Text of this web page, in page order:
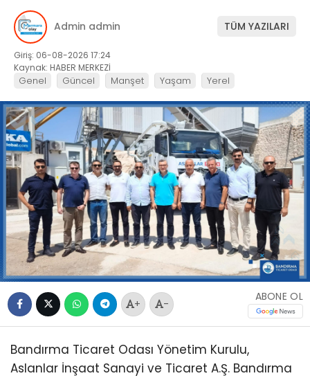
Admin admin TÜM YAZILARI
Giriş: 06-08-2026 17:24
Kaynak: HABER MERKEZİ
Genel Güncel Manşet Yaşam Yerel
+ -
ABONE OL
Bandırma Ticaret Odası Yönetim Kurulu,
Aslanlar İnşaat Sanayi ve Ticaret A.Ş. Bandırma